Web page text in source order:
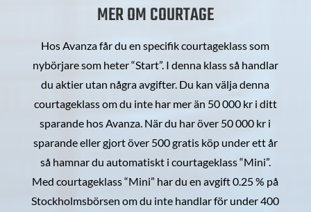
MER OM COURTAGE
Hos Avanza får du en specifik courtageklass som
nybörjare som heter “Start”. I denna klass så handlar
du aktier utan några avgifter. Du kan välja denna
courtageklass om du inte har mer än 50 000 kr i ditt
sparande hos Avanza. När du har över 50 000 kr i
sparande eller gjort över 500 gratis köp under ett år
så hamnar du automatiskt i courtageklass “Mini”.
Med courtageklass “Mini” har du en avgift 0.25 % på
Stockholmsbörsen om du inte handlar för under 400